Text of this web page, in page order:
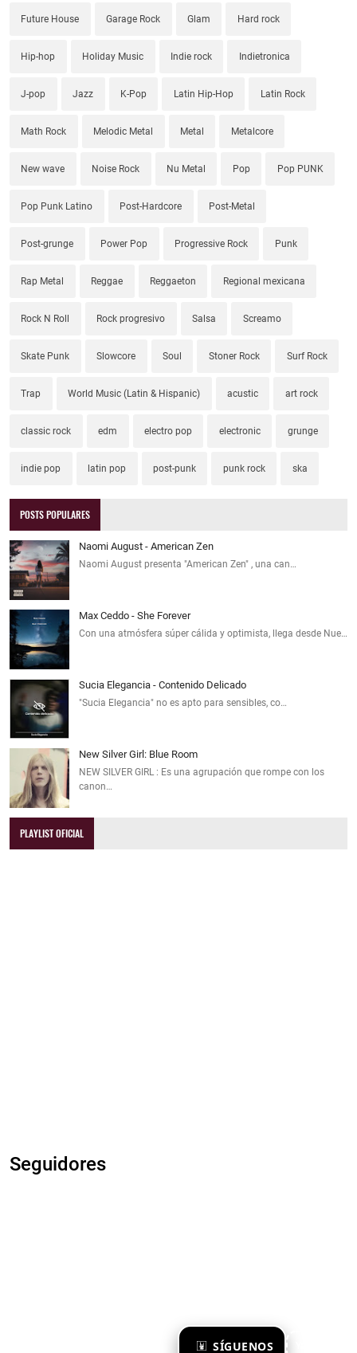
SÍGUENOS
Future House Garage Rock Glam Hard rock
Hip-hop Holiday Music Indie rock Indietronica
J-pop Jazz K-Pop Latin Hip-Hop Latin Rock
Math Rock Melodic Metal Metal Metalcore
New wave Noise Rock Nu Metal Pop Pop PUNK
Pop Punk Latino Post-Hardcore Post-Metal
Post-grunge Power Pop Progressive Rock Punk
Rap Metal Reggae Reggaeton Regional mexicana
Rock N Roll Rock progresivo Salsa Screamo
Skate Punk Slowcore Soul Stoner Rock Surf Rock
Trap World Music (Latin & Hispanic) acustic art rock
classic rock edm electro pop electronic grunge
indie pop latin pop post-punk punk rock ska
POSTS POPULARES
Naomi August - American Zen
Naomi August presenta "American Zen" , una can…
Max Ceddo - She Forever
Con una atmósfera súper cálida y optimista, llega desde Nue…
Sucia Elegancia - Contenido Delicado
"Sucia Elegancia" no es apto para sensibles, co…
New Silver Girl: Blue Room
NEW SILVER GIRL : Es una agrupación que rompe con los
canon…
PLAYLIST OFICIAL
Seguidores